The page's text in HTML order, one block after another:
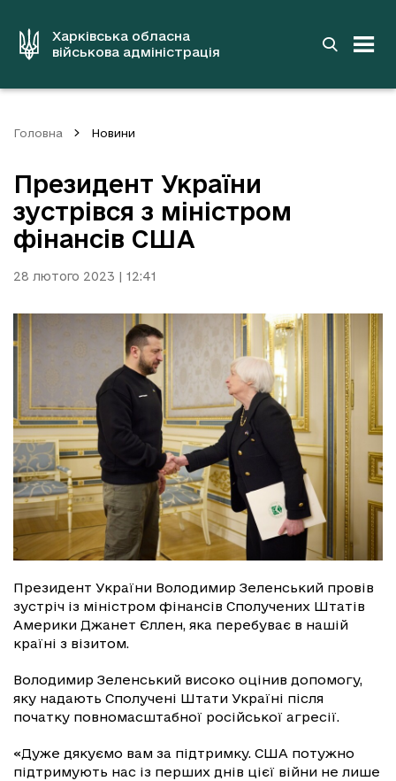
вмістуХарківська обласна
військова адміністрація
Головна Новини
Президент України
зустрівся з міністром
фінансів США
28 лютого 2023 | 12:41
Президент України Володимир Зеленський провів
зустріч із міністром фінансів Сполучених Штатів
Америки Джанет Єллен, яка перебуває в нашій
країні з візитом.
Володимир Зеленський високо оцінив допомогу,
яку надають Сполучені Штати Україні після
початку повномасштабної російської агресії.
«Дуже дякуємо вам за підтримку. США потужно
підтримують нас із перших днів цієї війни не лише